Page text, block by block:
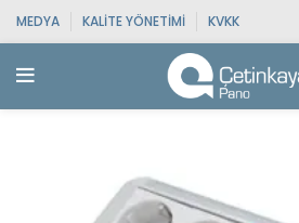
MEDYA KALITE YÖNETIMI KVKK